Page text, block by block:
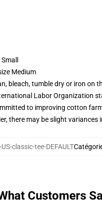
Medium
bleach, tumble dry or iron on
Labor Organization
to improving cotton
there may be slight variances
classic-tee-DEFAULT
Customers